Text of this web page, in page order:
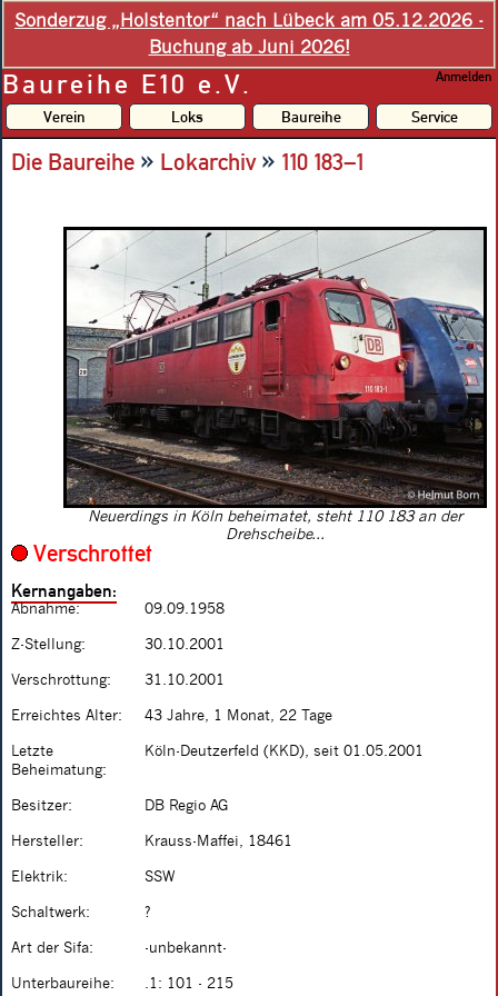
Sonderzug „Holstentor“ nach Lübeck am 05.12.2026 -
Buchung ab Juni 2026!
Baureihe E10 e.V. Anmelden
Verein Loks Baureihe Service
Die Baureihe » Lokarchiv» 110 183–1
Neuerdings in Köln beheimatet, steht 110 183 an der
Drehscheibe...
Verschrottet
Kernangaben:
Abnahme: 09.09.1958
Z-Stellung: 30.10.2001
Verschrottung: 31.10.2001
Erreichtes Alter: 43 Jahre, 1 Monat, 22 Tage
Letzte
Beheimatung:
Köln-Deutzerfeld (KKD), seit 01.05.2001
Besitzer: DB Regio AG
Hersteller: Krauss-Maffei, 18461
Elektrik: SSW
Schaltwerk: ?
Art der Sifa: -unbekannt-
Unterbaureihe: .1: 101 - 215